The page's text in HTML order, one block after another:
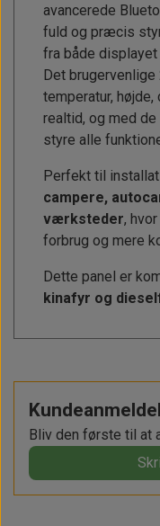
avancerede
fuld og præcis
fra både displayet
Det
temperatur,
realtid, og med
styre alle
Perfekt til
campere,
værksteder,
forbrug og mere
Dette panel er
kinafyr og
Bliv den første til at